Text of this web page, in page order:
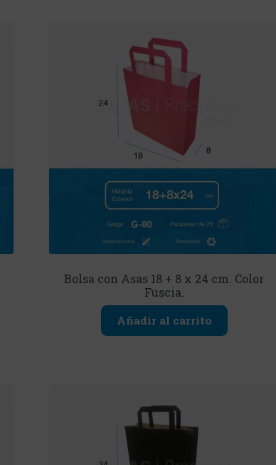
Bolsa con Asas 18 + 8 x 24 cm. Color
Fuscia.
Añadir al carrito